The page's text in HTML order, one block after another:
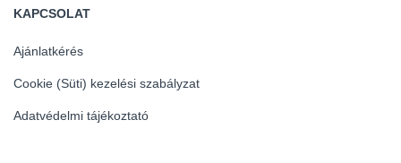
KAPCSOLAT
Ajánlatkérés
Cookie (Süti) kezelési szabályzat
Adatvédelmi tájékoztató